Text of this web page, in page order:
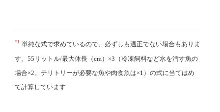
*1 単純な式で求めているので、必ずしも適正でない場合もありま
す。55リットル/最大体長（cm）×3（冷凍飼料など水を汚す魚の
場合×2。テリトリーが必要な魚や肉食魚は×1）の式に当てはめ
て計算しています